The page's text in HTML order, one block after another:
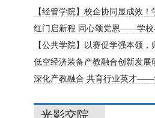
【经管学院】校企协同显成效！
红门启新程 同心颂党恩——学校
【公共学院】以赛促学强本领，
低空经济装备产教融合创新发展
深化产教融合 共育行业英才——
光影交院